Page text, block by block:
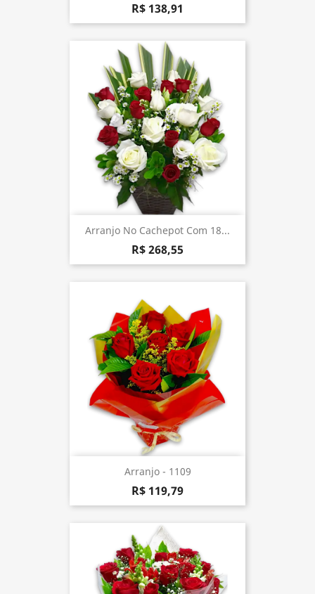
R$ 138,91
Arranjo No Cachepot Com 18...
R$ 268,55
Arranjo - 1109
R$ 119,79